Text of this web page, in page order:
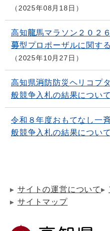
2025年08月18日
高知龍馬マラソン２０２
募型プロポーザルに関す
2025年10月27日
高知県消防防災ヘリコプ
般競争入札の結果について
令和８年度おもてなし一
般競争入札の結果について
サイトの運営について
サイトマップ